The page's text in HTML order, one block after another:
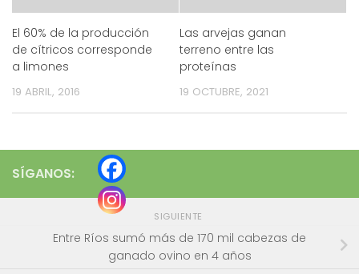
El 60% de la producción
de cítricos corresponde
a limones
19 ABRIL, 2016
Las arvejas ganan
terreno entre las
proteínas
19 OCTUBRE, 2021
SÍGANOS:
SIGUIENTE
Entre Ríos sumó más de 170 mil cabezas de
ganado ovino en 4 años